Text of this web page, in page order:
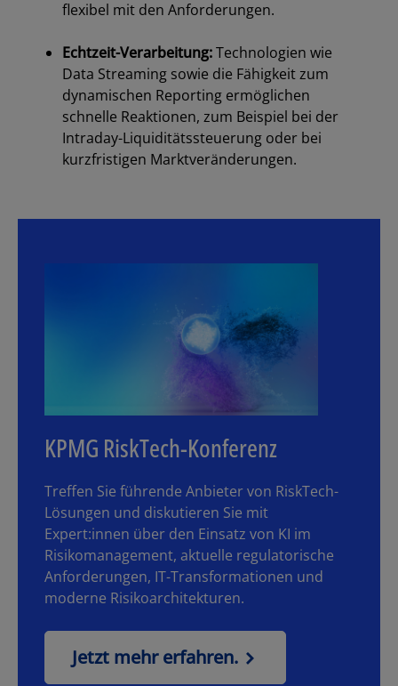
flexibel mit den Anforderungen.
Echtzeit-Verarbeitung:Technologien wie
Data Streaming sowie die Fähigkeit zum
dynamischen Reporting ermöglichen
schnelle Reaktionen, zum Beispiel bei der
Intraday-Liquiditätssteuerung oder bei
kurzfristigen Marktveränderungen.
KPMG RiskTech-Konferenz
Treffen Sie führende Anbieter von RiskTech-
Lösungen und diskutieren Sie mit
Expert:innen über den Einsatz von KI im
Risikomanagement, aktuelle regulatorische
Anforderungen, IT-Transformationen und
moderne Risikoarchitekturen.
Jetzt mehr erfahren.